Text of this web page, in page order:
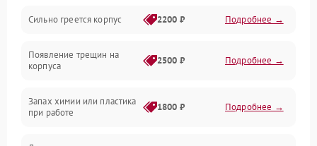
Неисправность программного обеспечения
Проблемы с сигналом
Сильно греется корпус 2200 ₽ Подробнее →
Появление трещин на
корпуса
2500 ₽ Подробнее →
Запах химии или пластика
при работе
1800 ₽ Подробнее →